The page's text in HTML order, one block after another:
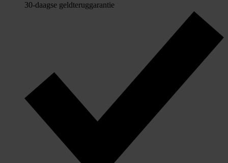
30-daagse geldteruggarantie